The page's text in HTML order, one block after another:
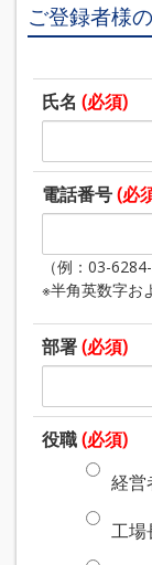
ご登録者様
氏名 (必須)
電話番号(必
（例：03-
※半角英数字お
部署(必須)
役職(必須)
経営
工場